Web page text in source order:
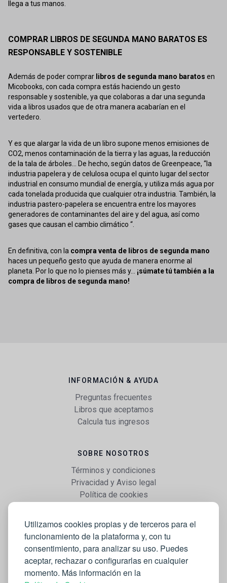
Utilizamos cookies propias y de terceros para el
funcionamiento de la plataforma y, con tu
consentimiento, para analizar su uso. Puedes
aceptar, rechazar o configurarlas en cualquier
momento. Más información en la
llega a tus manos.
COMPRAR LIBROS DE SEGUNDA MANO BARATOS ES
RESPONSABLE Y SOSTENIBLE
Además de poder comprar libros de segunda mano baratos en
Micobooks, con cada compra estás haciendo un gesto
responsable y sostenible, ya que colaboras a dar una segunda
vida a libros usados que de otra manera acabarían en el
vertedero.
Y es que alargar la vida de un libro supone menos emisiones de
CO2, menos contaminación de la tierra y las aguas, la reducción
de la tala de árboles... De hecho, según datos de Greenpeace, “la
industria papelera y de celulosa ocupa el quinto lugar del sector
industrial en consumo mundial de energía, y utiliza más agua por
cada tonelada producida que cualquier otra industria. También, la
industria pastero-papelera se encuentra entre los mayores
generadores de contaminantes del aire y del agua, así como
gases que causan el cambio climático “.
En definitiva, con la compra venta de libros de segunda mano
haces un pequeño gesto que ayuda de manera enorme al
planeta. Por lo que no lo pienses más y... ¡súmate tú también a la
compra de libros de segunda mano!
INFORMACIÓN & AYUDA
Preguntas frecuentes
Libros que aceptamos
Calcula tus ingresos
SOBRE NOSOTROS
Términos y condiciones
Privacidad y Aviso legal
Política de cookies
WEB
Vender libros
Mi cuenta
Comprar libros